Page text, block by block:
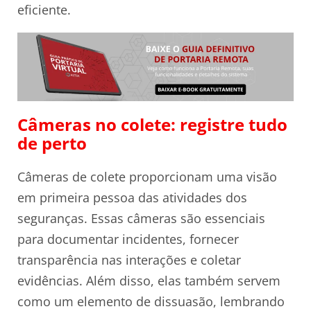
eficiente.
Câmeras no colete: registre tudo
de perto
Câmeras de colete proporcionam uma visão
em primeira pessoa das atividades dos
seguranças. Essas câmeras são essenciais
para documentar incidentes, fornecer
transparência nas interações e coletar
evidências. Além disso, elas também servem
como um elemento de dissuasão, lembrando